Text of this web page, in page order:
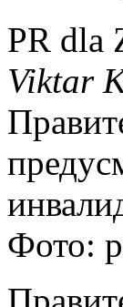
PR dla
Viktar
Фото: